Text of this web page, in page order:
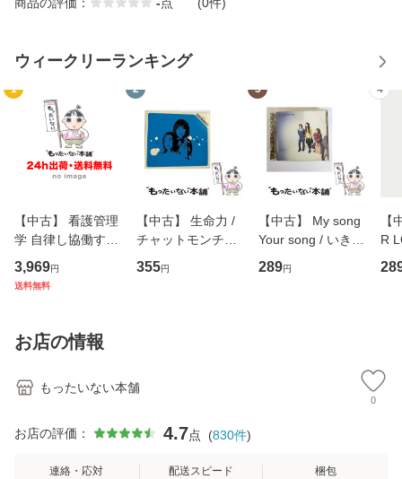
ウィークリーランキング
1
【中古】 看護管理
学 自律し協働する
専門職の看護マネ
ジメントスキル 改
恵 藤本幸三 / 南江
堂 [単行
3,969円
送料無料
2
【中古】 生命力 /
チャットモンチー /
キューンレコード
[CD]【メール便送
355円
3
【中古】 My song
Your song / いきも
のがかり / [CD]
【メール便送料無
289円
4
【
R
産
お店の情報
もったいない本舗
0
お店の評価： 4.7点 (830件)
連絡・応対 配送スピード 梱包